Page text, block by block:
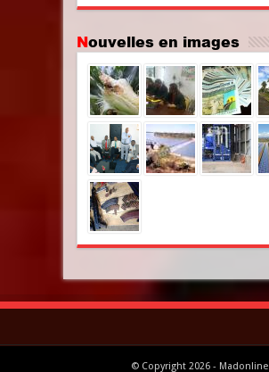
Nouvelles en images
© Copyright 2026 - Madonline